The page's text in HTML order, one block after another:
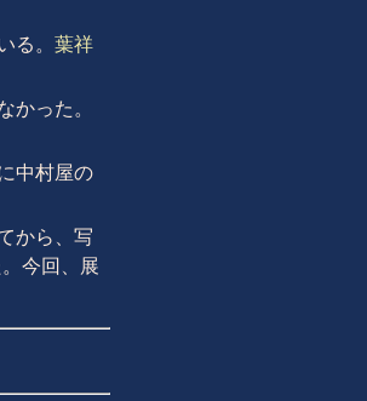
る。 葉祥
かった。
中村屋の
から、写
今回、展